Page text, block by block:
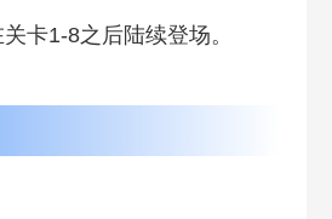
卡1-8之后陆续登场。